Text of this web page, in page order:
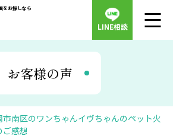
をお探しなら
LINE相談
お客様の声
市南区のワンちゃんイヴちゃんのペット火
ご感想